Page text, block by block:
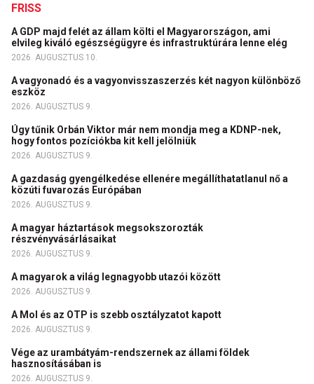
FRISS
A GDP majd felét az állam költi el Magyarországon, ami
elvileg kiváló egészségügyre és infrastruktúrára lenne elég
2026. AUGUSZTUS 10.
A vagyonadó és a vagyonvisszaszerzés két nagyon különböző
eszköz
2026. AUGUSZTUS 9.
Úgy tűnik Orbán Viktor már nem mondja meg a KDNP-nek,
hogy fontos pozíciókba kit kell jelölniük
2026. AUGUSZTUS 9.
A gazdaság gyengélkedése ellenére megállíthatatlanul nő a
közúti fuvarozás Európában
2026. AUGUSZTUS 9.
A magyar háztartások megsokszorozták
részvényvásárlásaikat
2026. AUGUSZTUS 9.
A magyarok a világ legnagyobb utazói között
2026. AUGUSZTUS 9.
A Mol és az OTP is szebb osztályzatot kapott
2026. AUGUSZTUS 9.
Vége az urambátyám-rendszernek az állami földek
hasznosításában is
2026. AUGUSZTUS 9.